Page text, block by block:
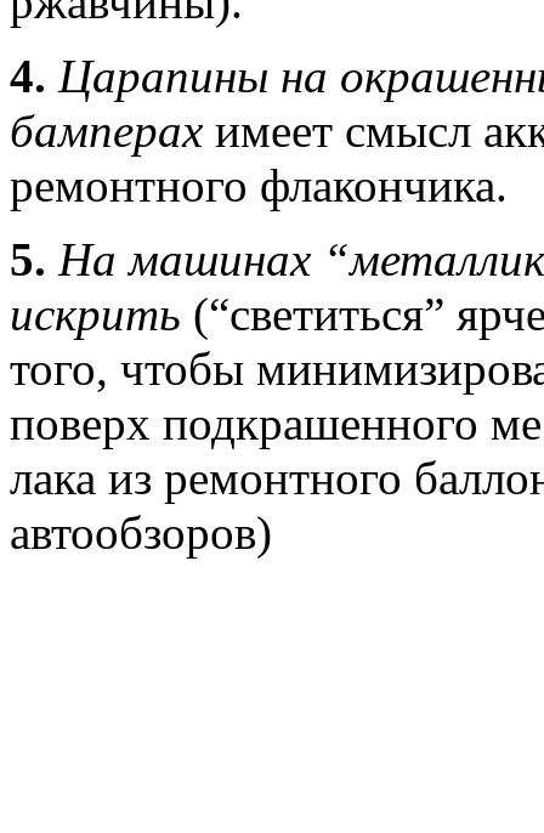
4. Царапины на
бамперах имеет смысл
ремонтного флакончика.
5. На машинах
искрить (“светиться”
того, чтобы
поверх подкрашенного
лака из ремонтного
автообзоров)